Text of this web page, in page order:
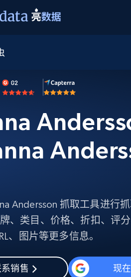
网页解锁 API
告别封锁和验证码
始终在线的代理实时网页发现
搜索引擎结果页 API
Google Bing Duckduckgo
动态代理 5折
数据中心代理
用于数据获取的高速代理
视频与媒体数据
获得取之不尽的视频，图片及更
获取持续、定向的网页视频，
器人策略
为各行各业生成可直接用于LLM
网页解锁 API
免费套餐
搜索引擎 API
免费套餐
起价
代理基础设施
动态代理
免费套餐
起价
第三方工具集成
览器扩展
Andersson 抓取工具进行
、类目、价格、折扣、评
、图片等更多信息。
销售 现